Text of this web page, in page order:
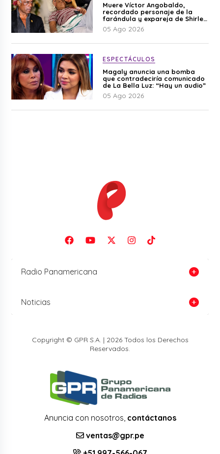
Muere Víctor Angobaldo,
recordado personaje de la
farándula y expareja de Shirley
Cherres
05 Ago 2026
ESPECTÁCULOS
Magaly anuncia una bomba
que contradeciría comunicado
de La Bella Luz: “Hay un audio”
05 Ago 2026
Radio Panamericana
Noticias
Copyright © GPR S.A. | 2026 Todos los Derechos
Reservados.
Anuncia con nosotros, contáctanos
ventas@gpr.pe